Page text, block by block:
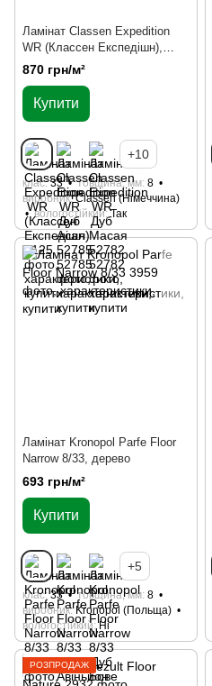
Ламінат Classen Expedition
WR (Классен Експедішн),
дерево
870 грн/м²
Купити
+10
клас 33 товщина, мм 8
виробник Classen (Німеччина)
вологостійкий Так
Ламінат Kronopol Parfe Floor
Narrow 8/33, дерево
693 грн/м²
Купити
+5
клас 33 товщина, мм 8
виробник Kronopol (Польща)
вологостійкий Ні
РОЗПРОДАЖ